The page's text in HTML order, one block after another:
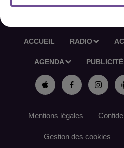
ACCUEIL RADIO
AGENDA
Mentions légales
Gestion des cookies